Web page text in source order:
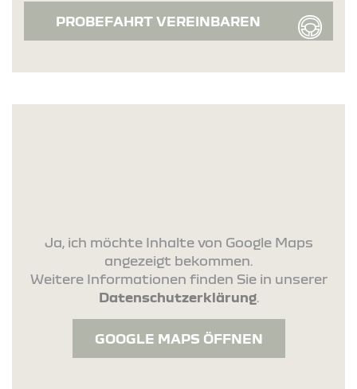
PROBEFAHRT VEREINBAREN
Ja, ich möchte Inhalte von Google Maps
angezeigt bekommen.
Weitere Informationen finden Sie in unserer
Datenschutzerklärung.
GOOGLE MAPS ÖFFNEN